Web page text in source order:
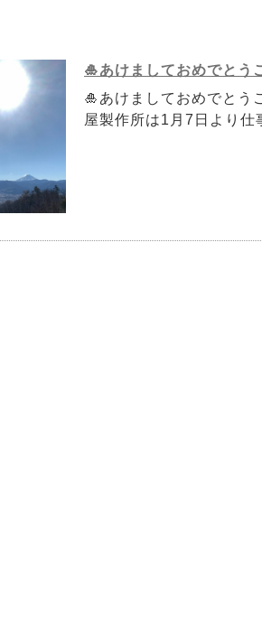
🎍あけましておめでとう
🎍あけましておめでとう
屋製作所は1月7日より仕